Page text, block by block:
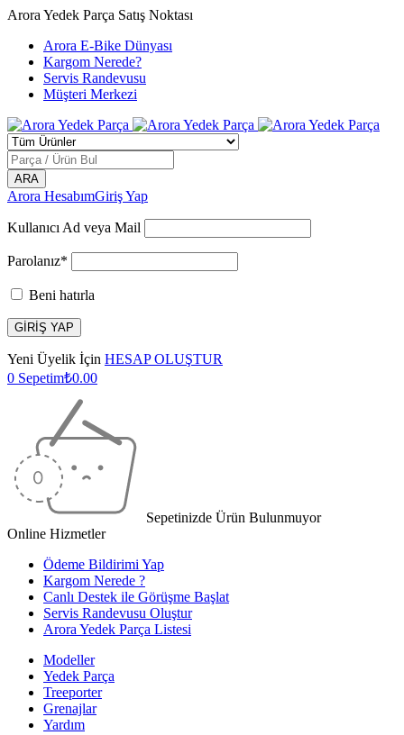
Arora Yedek Parça Satış Noktası
Arora E-Bike Dünyası
Kargom Nerede?
Servis Randevusu
Müşteri Merkezi
Arora HesabımGiriş Yap
Kullanıcı Ad veya Mail
Parolanız*
Beni hatırla
Yeni Üyelik İçin HESAP OLUŞTUR
0 Sepetim₺0.00
Sepetinizde Ürün Bulunmuyor
Online Hizmetler
Ödeme Bildirimi Yap
Kargom Nerede ?
Canlı Destek ile Görüşme Başlat
Servis Randevusu Oluştur
Arora Yedek Parça Listesi
Modeller
Yedek Parça
Treeporter
Grenajlar
Yardım